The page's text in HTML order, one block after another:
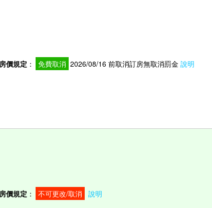
房價規定 ： 免費取消 2026/08/16 前取消訂房無取消罰金 說明
房價規定 ： 不可更改/取消 說明